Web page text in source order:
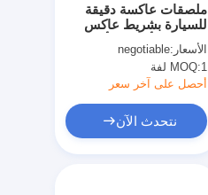
ملصقات عاكسة دقيقة
للسيارة بشريط عاكس
باللونين الأحمر والأبيض
الأسعار:negotiable
MOQ:1 لفة
أحصل على آخر سعر
نتحدث الآن